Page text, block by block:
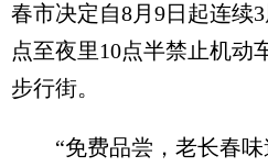
春市决定自8月9日起连续
点至夜里10点半禁止机动
步行街。
“免费品尝，老长春味